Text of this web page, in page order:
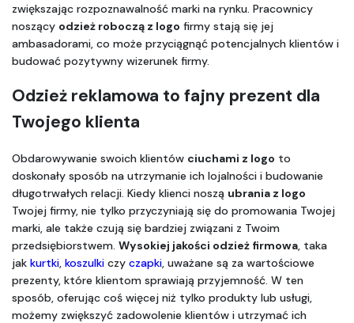
zwiększając rozpoznawalność marki na rynku. Pracownicy
noszący odzież roboczą z logo firmy stają się jej
ambasadorami, co może przyciągnąć potencjalnych klientów i
budować pozytywny wizerunek firmy.
Odzież reklamowa to fajny prezent dla
Twojego klienta
Obdarowywanie swoich klientów ciuchami z logo to
doskonały sposób na utrzymanie ich lojalności i budowanie
długotrwałych relacji. Kiedy klienci noszą ubrania z logo
Twojej firmy, nie tylko przyczyniają się do promowania Twojej
marki, ale także czują się bardziej związani z Twoim
przedsiębiorstwem. Wysokiej jakości odzież firmowa, taka
jak kurtki, koszulki czy czapki, uważane są za wartościowe
prezenty, które klientom sprawiają przyjemność. W ten
sposób, oferując coś więcej niż tylko produkty lub usługi,
możemy zwiększyć zadowolenie klientów i utrzymać ich